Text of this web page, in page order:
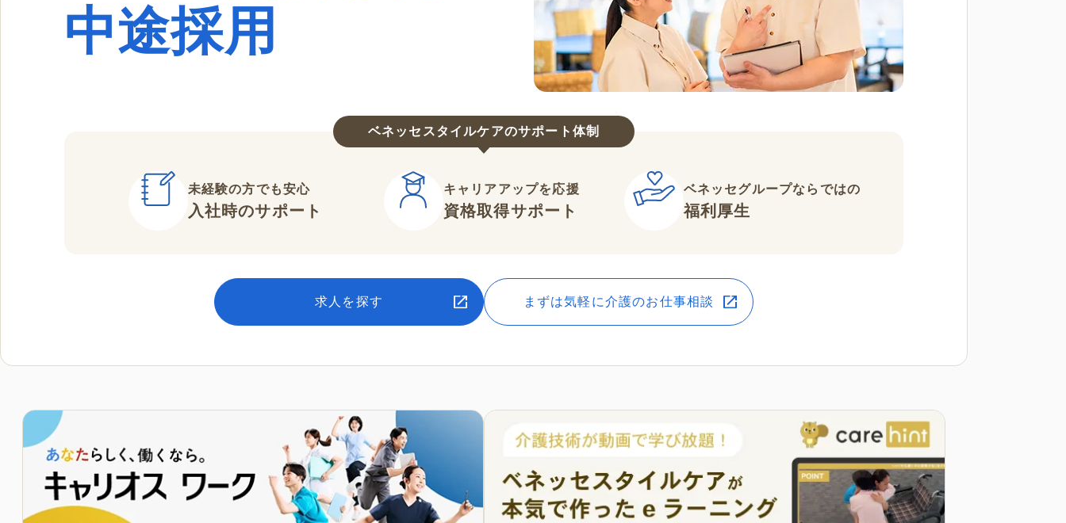
中途採用
ベネッセスタイルケアのサポート体制
未経験の方でも安心
入社時のサポート
キャリアアップを応援
資格取得サポート
ベネッセグループならではの
福利厚生
求人を探す まずは気軽に介護のお仕事相談